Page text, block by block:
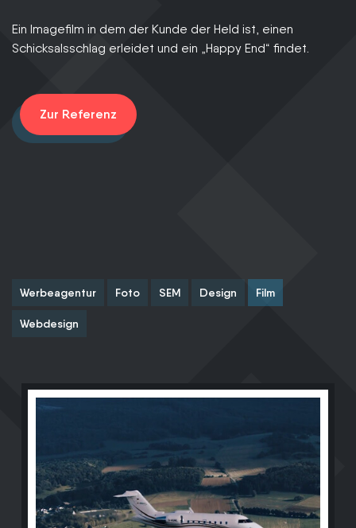
Ein Imagefilm in dem der Kunde der Held ist, einen
Schicksalsschlag erleidet und ein „Happy End“ findet.
Zur Referenz
Werbeagentur Foto SEM Design Film
Webdesign